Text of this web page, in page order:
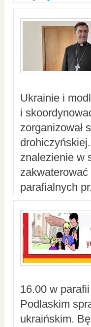
Ukrainie i
i
zorganizował
znalezienie w
zakwaterować
parafialnych
16.00 w
Podlaskim
ukraińskim.